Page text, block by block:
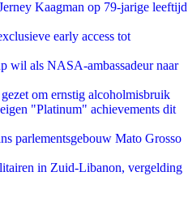
Kaagman op 79-jarige leeftijd
early access tot
wil als NASA-ambassadeur naar
om ernstig alcoholmisbruik
"Platinum" achievements dit
parlementsgebouw Mato Grosso
in Zuid-Libanon, vergelding